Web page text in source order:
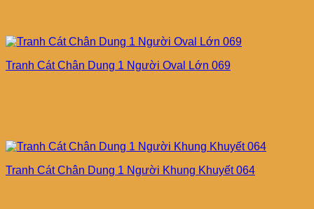
Tranh Cát Chân Dung 1 Người Oval Lớn 069
Tranh Cát Chân Dung 1 Người Khung Khuyết 064